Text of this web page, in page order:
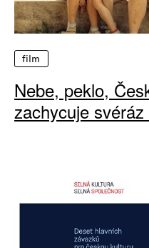
film
Nebe, peklo,
zachycuje